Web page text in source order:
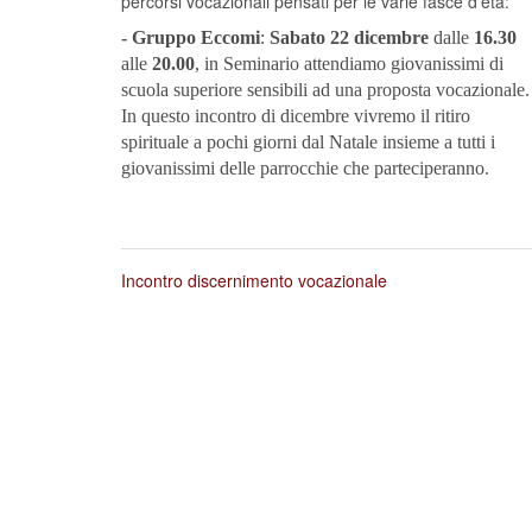
- Gruppo Eccomi: Sabato 22 dicembre dalle 16.30
alle 20.00, in Seminario attendiamo giovanissimi di
scuola superiore sensibili ad una proposta vocazionale.
In questo incontro di dicembre vivremo il ritiro
spirituale a pochi giorni dal Natale insieme a tutti i
giovanissimi delle parrocchie che parteciperanno.
Incontro discernimento vocazionale